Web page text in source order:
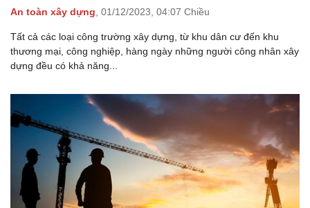
An toàn xây dựng, 01/12/2023, 04:07 Chiều
Tất cả các loại công trường xây dựng, từ khu dân cư đến khu
thương mại, công nghiệp, hàng ngày những người công nhân xây
dựng đều có khả năng...